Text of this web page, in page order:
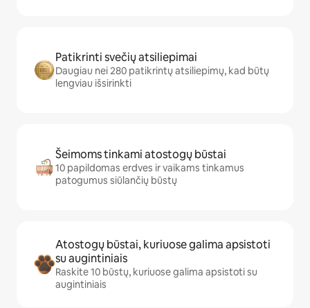
Patikrinti svečių atsiliepimai
Daugiau nei 280 patikrintų atsiliepimų, kad būtų
lengviau išsirinkti
Šeimoms tinkami atostogų būstai
10 papildomas erdves ir vaikams tinkamus
patogumus siūlančių būstų
Atostogų būstai, kuriuose galima apsistoti
su augintiniais
Raskite 10 būstų, kuriuose galima apsistoti su
augintiniais